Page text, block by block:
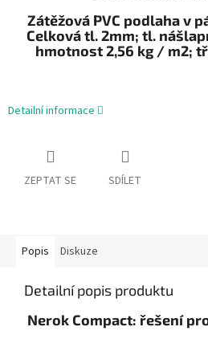
Zátěžová PVC podlaha v
Celková tl. 2mm; tl.
hmotnost 2,56 kg / m2;
Detailní informace
ZEPTAT SE SDÍLET
Popis Diskuze
Detailní popis produktu
Nerok Compact: řešení